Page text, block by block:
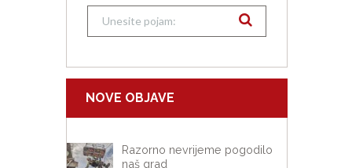
NOVE OBJAVE
Razorno nevrijeme pogodilo
naš grad